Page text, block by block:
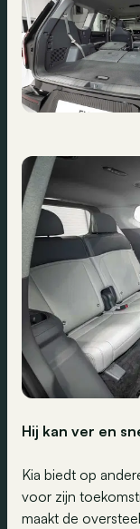
Hij kan ver en
Kia biedt op
voor zijn
maakt de